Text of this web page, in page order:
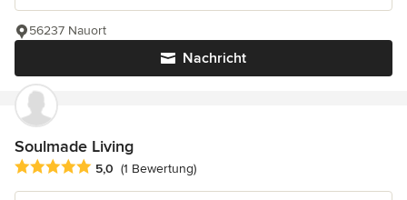
Nachricht
56237 Nauort
Soulmade Living
Durchschnittliche Bewertung: 5 von 5 Sternen
5,0 (1 Bewertung)